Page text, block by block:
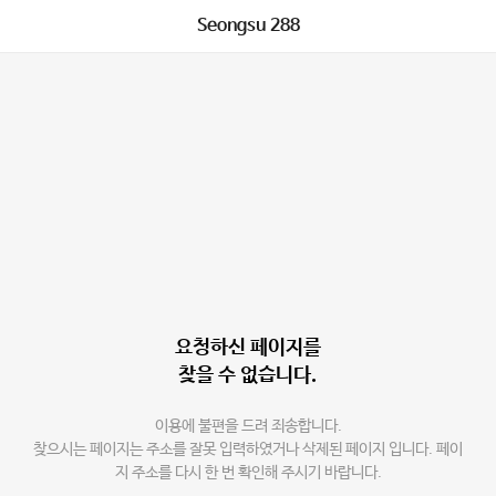
Seongsu 288
요청하신 페이지를
찾을 수 없습니다.
이용에 불편을 드려 죄송합니다.
찾으시는 페이지는 주소를 잘못 입력하였거나 삭제된 페이지 입니다. 페이
지 주소를 다시 한 번 확인해 주시기 바랍니다.